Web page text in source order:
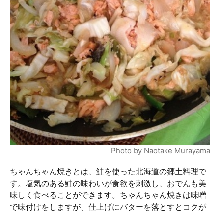
Photo by Naotake Murayama
ちゃんちゃん焼きとは、鮭を使った北海道の郷土料理で
す。塩気のある鮭の味わいが食欲を刺激し、おでんも美
味しく食べることができます。ちゃんちゃん焼きは味噌
で味付けをしますが、仕上げにバターを落とすとコクが